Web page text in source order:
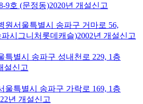
9호 (문정동)2020년 개설신고
원서울특별시 송파구 거마로 56,
파시그니처롯데캐슬)2002년 개설신고
특별시 송파구 성내천로 229, 1층
설신고
울특별시 송파구 가락로 169, 1층
년 개설신고